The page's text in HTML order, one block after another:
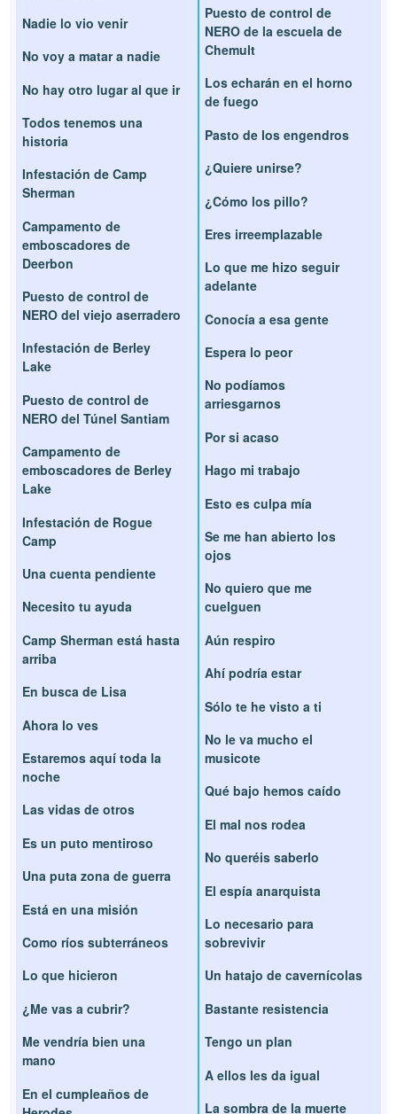
Nadie lo vio venir
No voy a matar a nadie
No hay otro lugar al que ir
Todos tenemos una
historia
Infestación de Camp
Sherman
Campamento de
emboscadores de
Deerbon
Puesto de control de
NERO del viejo aserradero
Infestación de Berley
Lake
Puesto de control de
NERO del Túnel Santiam
Campamento de
emboscadores de Berley
Lake
Infestación de Rogue
Camp
Una cuenta pendiente
Necesito tu ayuda
Camp Sherman está hasta
arriba
En busca de Lisa
Ahora lo ves
Estaremos aquí toda la
noche
Las vidas de otros
Es un puto mentiroso
Una puta zona de guerra
Está en una misión
Como ríos subterráneos
Lo que hicieron
¿Me vas a cubrir?
Me vendría bien una
mano
En el cumpleaños de
Puesto de control de
NERO de la escuela de
Chemult
Los echarán en el horno
de fuego
Pasto de los engendros
¿Quiere unirse?
¿Cómo los pillo?
Eres irreemplazable
Lo que me hizo seguir
adelante
Conocía a esa gente
Espera lo peor
No podíamos
arriesgarnos
Por si acaso
Hago mi trabajo
Esto es culpa mía
Se me han abierto los
ojos
No quiero que me
cuelguen
Aún respiro
Ahí podría estar
Sólo te he visto a ti
No le va mucho el
musicote
Qué bajo hemos caído
El mal nos rodea
No queréis saberlo
El espía anarquista
Lo necesario para
sobrevivir
Un hatajo de cavernícolas
Bastante resistencia
Tengo un plan
A ellos les da igual
La sombra de la muerte